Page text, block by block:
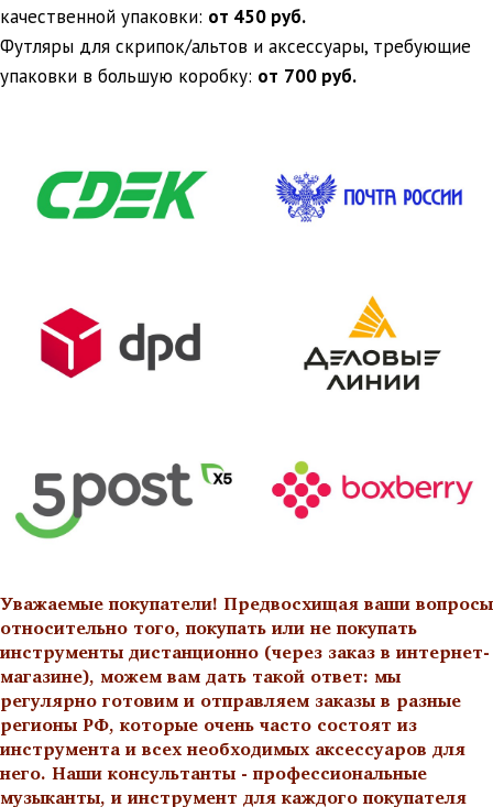
качественной упаковки: от 450 руб.
Футляры для скрипок/альтов и аксессуары, требующие
упаковки в большую коробку: от 700 руб.
Уважаемые покупатели! Предвосхищая ваши вопросы
относительно того, покупать или не покупать
инструменты дистанционно (через заказ в интернет-
магазине), можем вам дать такой ответ: мы
регулярно готовим и отправляем заказы в разные
регионы РФ, которые очень часто состоят из
инструмента и всех необходимых аксессуаров для
него. Наши консультанты - профессиональные
музыканты, и инструмент для каждого покупателя